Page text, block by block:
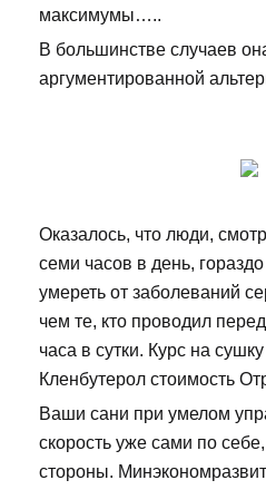
максимумы…..
В большинстве случаев
аргументированной
Оказалось, что люди,
семи часов в день,
умереть от заболеваний
чем те, кто проводил
часа в сутки. Курс на
Кленбутерол стоимость
Ваши сани при умелом
скорость уже сами по
стороны.